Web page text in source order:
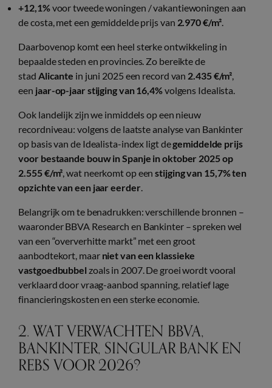
+12,1%voor tweede woningen / vakantiewoningen aan
de costa, met een gemiddelde prijs van 2.970 €/m².
Daarbovenop komt een heel sterke ontwikkeling in
bepaalde steden en provincies. Zo bereikte de
stad Alicante in juni 2025 een record van 2.435 €/m²,
een jaar-op-jaar stijging van 16,4%volgens Idealista.
Ook landelijk zijn we inmiddels op een nieuw
recordniveau: volgens de laatste analyse van Bankinter
op basis van de Idealista-index ligt degemiddelde prijs
voor bestaande bouw in Spanje in oktober 2025 op
2.555 €/m², wat neerkomt op eenstijging van 15,7% ten
opzichte van een jaar eerder.
Belangrijk om te benadrukken: verschillende bronnen –
waaronder BBVA Research en Bankinter – spreken wel
van een “oververhitte markt” met een groot
aanbodtekort, maar niet van een klassieke
vastgoedbubbel zoals in 2007. De groei wordt vooral
verklaard door vraag-aanbod spanning, relatief lage
financieringskosten en een sterke economie.
2. WAT VERWACHTEN BBVA,
BANKINTER, SINGULAR BANK EN
REBS VOOR 2026?